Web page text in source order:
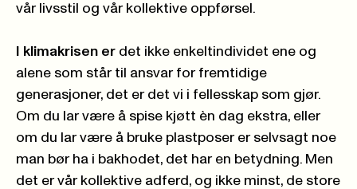
vår livsstil og vår kollektive oppførsel.
I klimakrisen er det ikke enkeltindividet ene og
alene som står til ansvar for fremtidige
generasjoner, det er det vi i fellesskap som gjør.
Om du lar være å spise kjøtt èn dag ekstra, eller
om du lar være å bruke plastposer er selvsagt noe
man bør ha i bakhodet, det har en betydning. Men
det er vår kollektive adferd, og ikke minst, de store